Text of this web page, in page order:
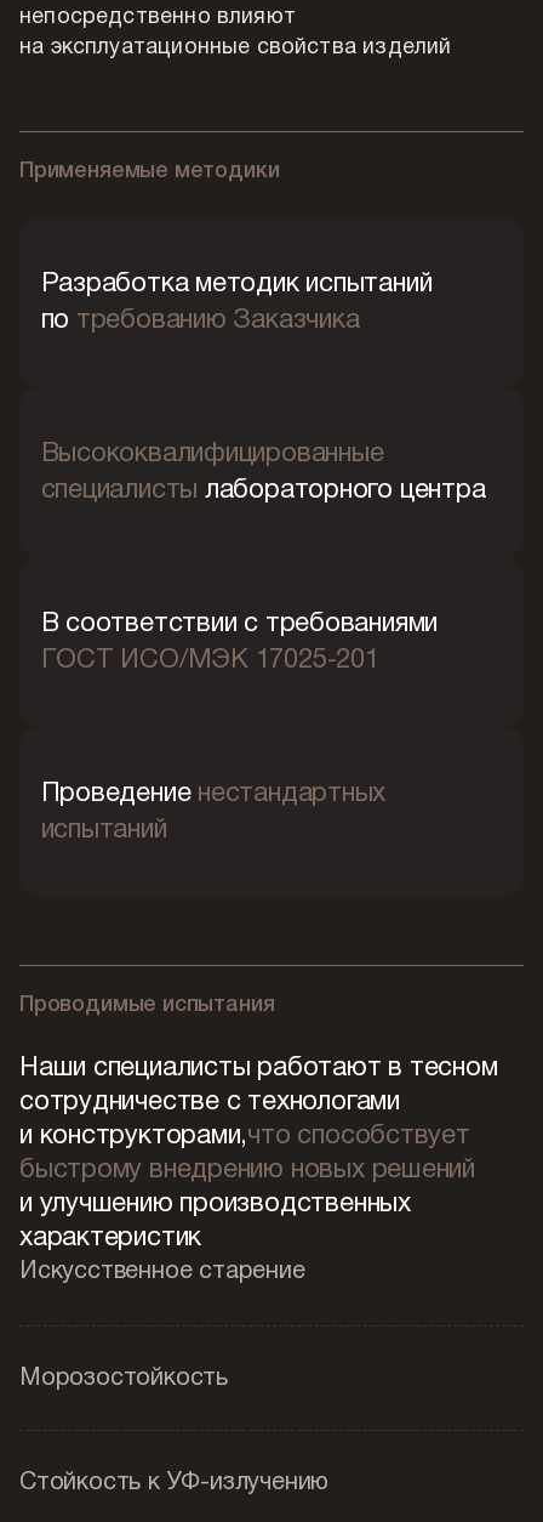
непосредственно влияют
на эксплуатационные свойства изделий
Применяемые методики
Разработка методик испытаний
по требованию Заказчика
Высококвалифицированные
специалисты лабораторного центра
В соответствии с требованиями
ГОСТ ИСО/МЭК 17025-201
Проведение нестандартных
испытаний
Проводимые испытания
Наши специалисты работают в тесном
сотрудничестве с технологами
и конструкторами,что способствует
быстрому внедрению новых решений
и улучшению производственных
характеристик
Искусственное старение
Морозостойкость
Стойкость к УФ-излучению